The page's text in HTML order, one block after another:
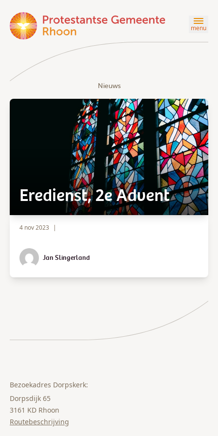
menu
Nieuws
Eredienst, 2e Advent
4 nov 2023 |
Jan Slingerland
Bezoekadres Dorpskerk:
Dorpsdijk 65
3161 KD Rhoon
Routebeschrijving